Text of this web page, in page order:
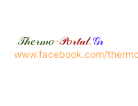
𝒯𝒽𝑒𝓇𝓂𝑜-𝒫𝑜𝓇𝓉𝒶𝓁.𝒢𝓇
www.facebook.com/